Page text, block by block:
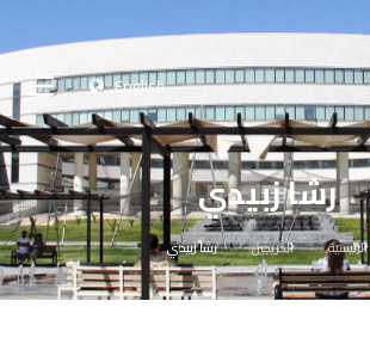
English
رشا زبيدي
الرئيسية الخريجين رشا زبيدي